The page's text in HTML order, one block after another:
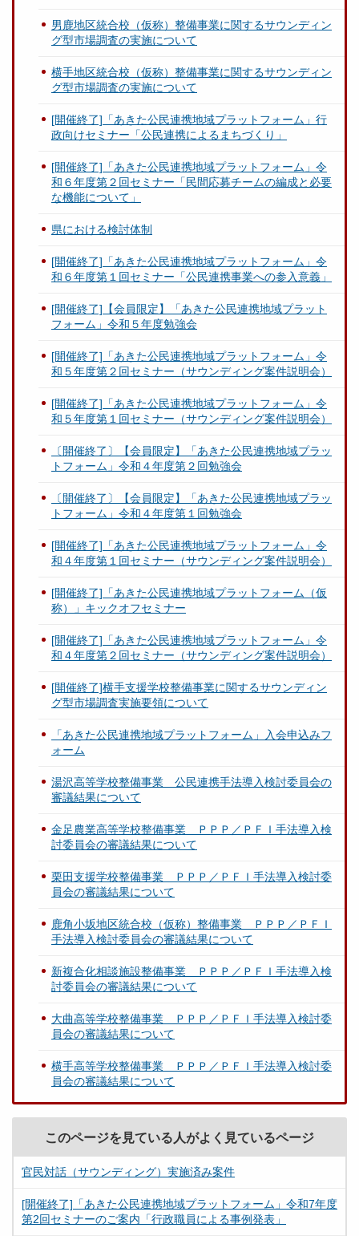
男鹿地区統合校（仮称）整備事業に関するサウンディン
グ型市場調査の実施について
横手地区統合校（仮称）整備事業に関するサウンディン
グ型市場調査の実施について
[開催終了]「あきた公民連携地域プラットフォーム」行
政向けセミナー「公民連携によるまちづくり」
[開催終了]「あきた公民連携地域プラットフォーム」令
和６年度第２回セミナー「民間応募チームの編成と必要
な機能について」
県における検討体制
[開催終了]「あきた公民連携地域プラットフォーム」令
和６年度第１回セミナー「公民連携事業への参入意義」
[開催終了]【会員限定】「あきた公民連携地域プラット
フォーム」令和５年度勉強会
[開催終了]「あきた公民連携地域プラットフォーム」令
和５年度第２回セミナー（サウンディング案件説明会）
[開催終了]「あきた公民連携地域プラットフォーム」令
和５年度第１回セミナー（サウンディング案件説明会）
〔開催終了〕【会員限定】「あきた公民連携地域プラッ
トフォーム」令和４年度第２回勉強会
〔開催終了〕【会員限定】「あきた公民連携地域プラッ
トフォーム」令和４年度第１回勉強会
[開催終了]「あきた公民連携地域プラットフォーム」令
和４年度第１回セミナー（サウンディング案件説明会）
[開催終了]「あきた公民連携地域プラットフォーム（仮
称）」キックオフセミナー
[開催終了]「あきた公民連携地域プラットフォーム」令
和４年度第２回セミナー（サウンディング案件説明会）
[開催終了]横手支援学校整備事業に関するサウンディン
グ型市場調査実施要領について
「あきた公民連携地域プラットフォーム」入会申込みフ
ォーム
湯沢高等学校整備事業 公民連携手法導入検討委員会の
審議結果について
金足農業高等学校整備事業 ＰＰＰ／ＰＦＩ手法導入検
討委員会の審議結果について
栗田支援学校整備事業 ＰＰＰ／ＰＦＩ手法導入検討委
員会の審議結果について
鹿角小坂地区統合校（仮称）整備事業 ＰＰＰ／ＰＦＩ
手法導入検討委員会の審議結果について
新複合化相談施設整備事業 ＰＰＰ／ＰＦＩ手法導入検
討委員会の審議結果について
大曲高等学校整備事業 ＰＰＰ／ＰＦＩ手法導入検討委
員会の審議結果について
横手高等学校整備事業 ＰＰＰ／ＰＦＩ手法導入検討委
員会の審議結果について
このページを見ている人がよく見ているページ
官民対話（サウンディング）実施済み案件
[開催終了]「あきた公民連携地域プラットフォーム」令和7年度
第2回セミナーのご案内「行政職員による事例発表」